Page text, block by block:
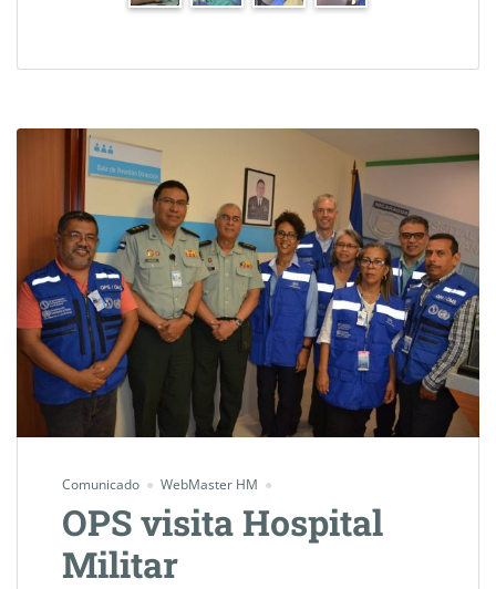
Comunicado WebMaster HM
OPS visita Hospital
Militar